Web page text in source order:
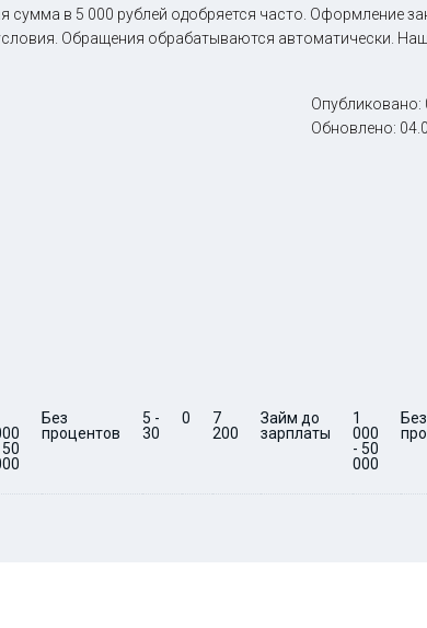
в 5 000 рублей одобряется часто. Оформление
Обращения обрабатываются автоматически.
Опубликовано:
Обновлено:
50
Без
процентов
5 -
30
0
7
200
Займ до
зарплаты
1
000
- 50
000
Без